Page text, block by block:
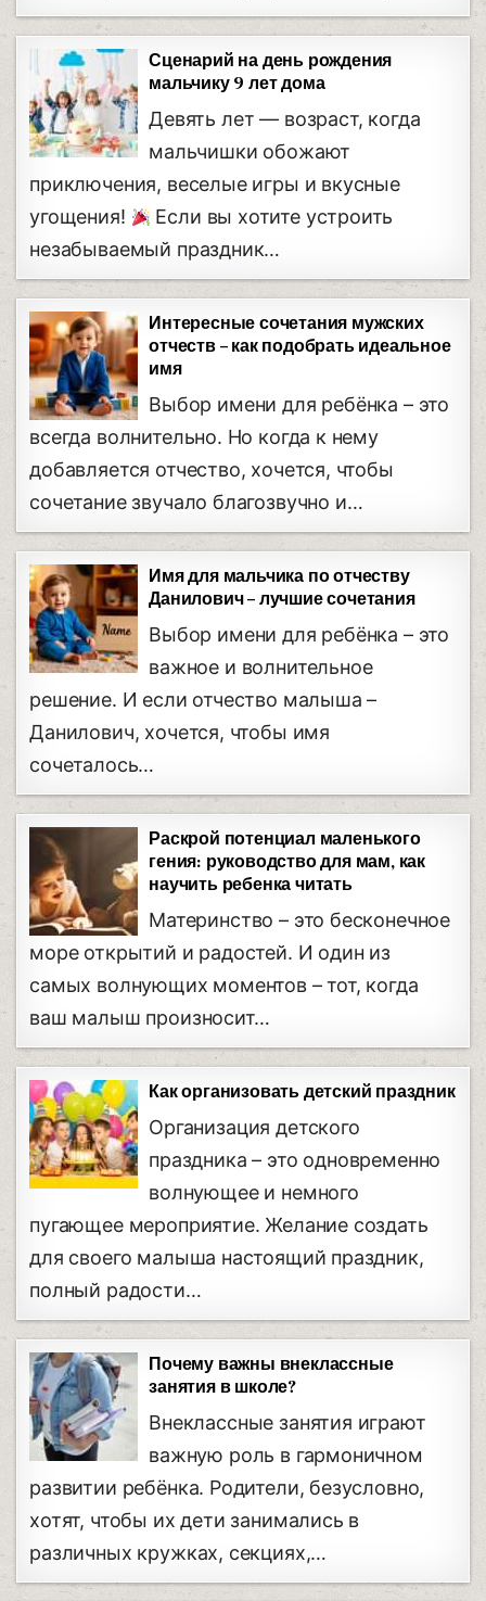
Сценарий на день рождения
мальчику 9 лет дома
Девять лет — возраст, когда
мальчишки обожают
приключения, веселые игры и вкусные
угощения!
Если вы хотите устроить
незабываемый праздник…
Интересные сочетания мужских
отчеств – как подобрать идеальное
имя
Выбор имени для ребёнка – это
всегда волнительно. Но когда к нему
добавляется отчество, хочется, чтобы
сочетание звучало благозвучно и…
Имя для мальчика по отчеству
Данилович – лучшие сочетания
Выбор имени для ребёнка – это
важное и волнительное
решение. И если отчество малыша –
Данилович, хочется, чтобы имя
сочеталось…
Раскрой потенциал маленького
гения: руководство для мам, как
научить ребенка читать
Материнство – это бесконечное
море открытий и радостей. И один из
самых волнующих моментов – тот, когда
ваш малыш произносит…
Как организовать детский праздник
Организация детского
праздника – это одновременно
волнующее и немного
пугающее мероприятие. Желание создать
для своего малыша настоящий праздник,
полный радости…
Почему важны внеклассные
занятия в школе?
Внеклассные занятия играют
важную роль в гармоничном
развитии ребёнка. Родители, безусловно,
хотят, чтобы их дети занимались в
различных кружках, секциях,…